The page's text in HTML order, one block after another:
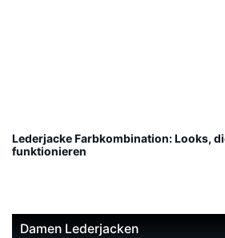
Lederjacke Farbkombination: Looks,
funktionieren
Damen Lederjacken